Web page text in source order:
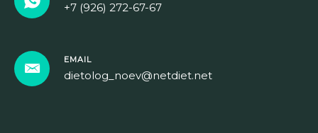
+7 (926) 272-67-67
EMAIL
dietolog_noev@netdiet.net